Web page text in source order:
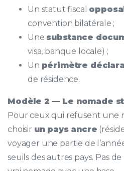
Un statut fiscal
convention bilatérale ;
Une substance
visa, banque locale) ;
Un périmètre
de résidence.
Modèle 2 — Le nomade
Pour ceux qui refusent une
choisir un pays ancre
voyager une partie de
seuils des autres pays. Pas